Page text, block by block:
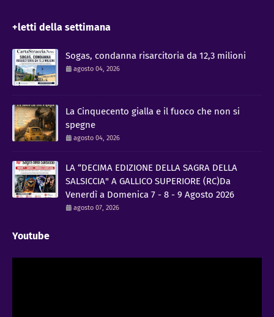
+letti della settimana
Sogas, condanna risarcitoria da 12,3 milioni
agosto 04, 2026
La Cinquecento gialla e il fuoco che non si
spegne
agosto 04, 2026
LA “DECIMA EDIZIONE DELLA SAGRA DELLA
SALSICCIA" A GALLICO SUPERIORE (RC)Da
Venerdì a Domenica 7 - 8 - 9 Agosto 2026
agosto 07, 2026
Youtube